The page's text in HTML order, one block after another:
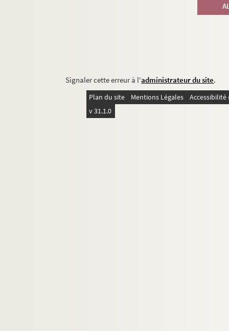
Signaler cette erreur à l'administrateur du site.
Plan du site Mentions Légales
v 31.1.0